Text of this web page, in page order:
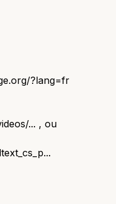
?lang=fr
... , ou